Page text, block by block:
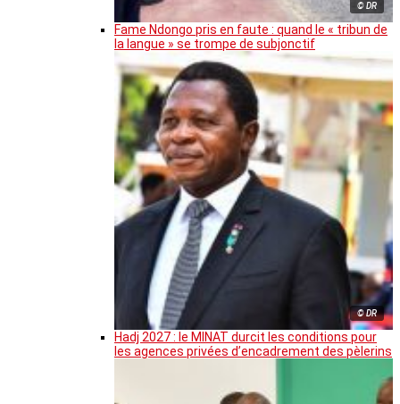
© DR
Fame Ndongo pris en faute : quand le « tribun de
la langue » se trompe de subjonctif
© DR
Hadj 2027 : le MINAT durcit les conditions pour
les agences privées d’encadrement des pèlerins